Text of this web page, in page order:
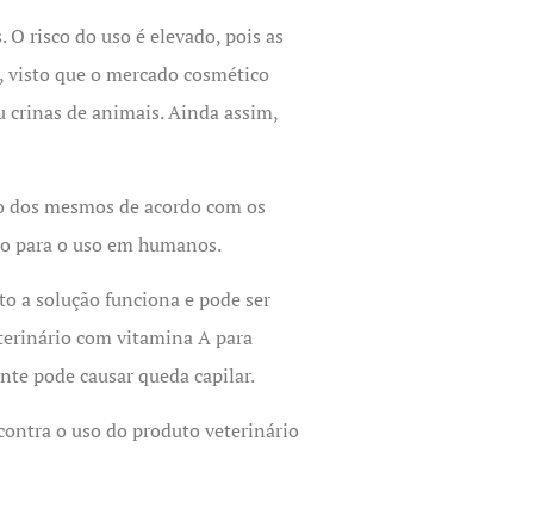
risco do uso é elevado, pois as
visto que o mercado cosmético
crinas de animais. Ainda assim,
mesmos de acordo com os
para o uso em humanos.
a solução funciona e pode ser
com vitamina A para
pode causar queda capilar.
o uso do produto veterinário